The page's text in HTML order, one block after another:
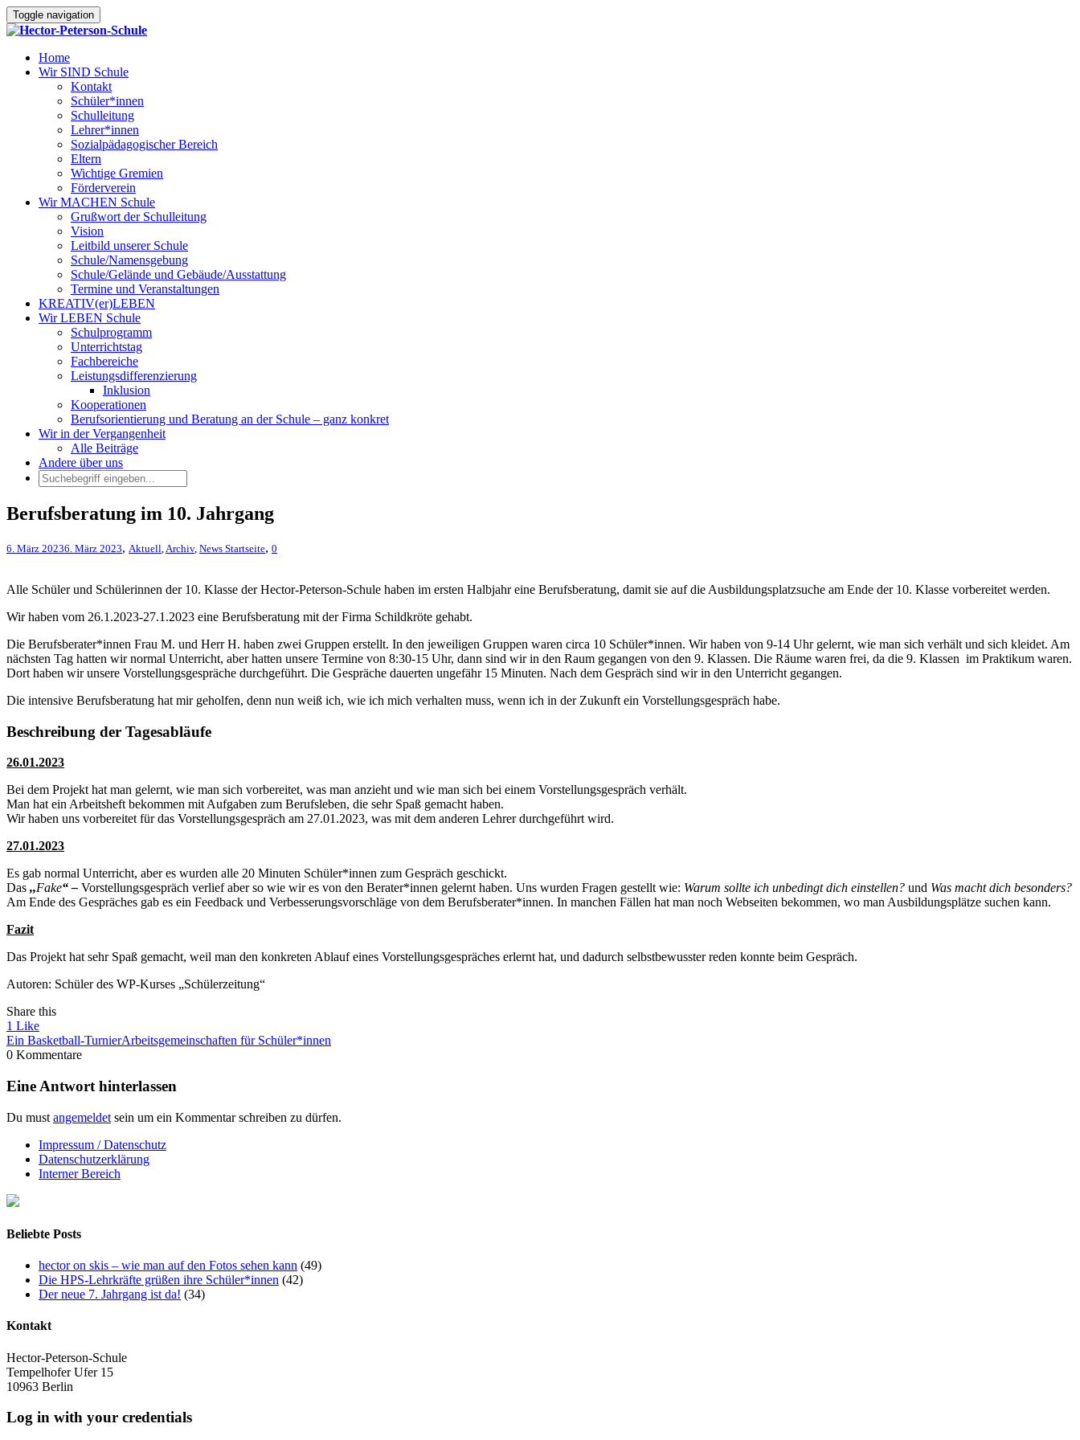
Toggle navigation
Home
Wir SIND Schule
Kontakt
Schüler*innen
Schulleitung
Lehrer*innen
Sozialpädagogischer Bereich
Eltern
Wichtige Gremien
Förderverein
Wir MACHEN Schule
Grußwort der Schulleitung
Vision
Leitbild unserer Schule
Schule/Namensgebung
Schule/Gelände und Gebäude/Ausstattung
Termine und Veranstaltungen
KREATIV(er)LEBEN
Wir LEBEN Schule
Schulprogramm
Unterrichtstag
Fachbereiche
Leistungsdifferenzierung
Inklusion
Kooperationen
Berufsorientierung und Beratung an der Schule – ganz konkret
Wir in der Vergangenheit
Alle Beiträge
Andere über uns
Berufsberatung im 10. Jahrgang
6. März 20236. März 2023, Aktuell Archiv, News Startseite, 0
Alle Schüler und Schülerinnen der 10. Klasse der Hector-Peterson-Schule haben im ersten Halbjahr eine Berufsberatung, damit sie auf die Ausbildungsplatzsuche am Ende der 10. Klasse vorbereitet werden.
Wir haben vom 26.1.2023-27.1.2023 eine Berufsberatung mit der Firma Schildkröte gehabt.
Die Berufsberater*innen Frau M. und Herr H. haben zwei Gruppen erstellt. In den jeweiligen Gruppen waren circa 10 Schüler*innen. Wir haben von 9-14 Uhr gelernt, wie man sich verhält und sich kleidet. Am
nächsten Tag hatten wir normal Unterricht, aber hatten unsere Termine von 8:30-15 Uhr, dann sind wir in den Raum gegangen von den 9. Klassen. Die Räume waren frei, da die 9. Klassen im Praktikum waren.
Dort haben wir unsere Vorstellungsgespräche durchgeführt. Die Gespräche dauerten ungefähr 15 Minuten. Nach dem Gespräch sind wir in den Unterricht gegangen.
Die intensive Berufsberatung hat mir geholfen, denn nun weiß ich, wie ich mich verhalten muss, wenn ich in der Zukunft ein Vorstellungsgespräch habe.
Beschreibung der Tagesabläufe
26.01.2023
Bei dem Projekt hat man gelernt, wie man sich vorbereitet, was man anzieht und wie man sich bei einem Vorstellungsgespräch verhält.
Man hat ein Arbeitsheft bekommen mit Aufgaben zum Berufsleben, die sehr Spaß gemacht haben.
Wir haben uns vorbereitet für das Vorstellungsgespräch am 27.01.2023, was mit dem anderen Lehrer durchgeführt wird.
27.01.2023
Es gab normal Unterricht, aber es wurden alle 20 Minuten Schüler*innen zum Gespräch geschickt.
Das ,,Fake“ – Vorstellungsgespräch verlief aber so wie wir es von den Berater*innen gelernt haben. Uns wurden Fragen gestellt wie: Warum sollte ich unbedingt dich einstellen? und Was macht dich besonders?
Am Ende des Gespräches gab es ein Feedback und Verbesserungsvorschläge von dem Berufsberater*innen. In manchen Fällen hat man noch Webseiten bekommen, wo man Ausbildungsplätze suchen kann.
Fazit
Das Projekt hat sehr Spaß gemacht, weil man den konkreten Ablauf eines Vorstellungsgespräches erlernt hat, und dadurch selbstbewusster reden konnte beim Gespräch.
Autoren: Schüler des WP-Kurses „Schülerzeitung“
Share this
1 Like
Ein Basketball-TurnierArbeitsgemeinschaften für Schüler*innen
0 Kommentare
Eine Antwort hinterlassen
Du must angemeldet sein um ein Kommentar schreiben zu dürfen.
Impressum / Datenschutz
Datenschutzerklärung
Interner Bereich
Beliebte Posts
hector on skis – wie man auf den Fotos sehen kann (49)
Die HPS-Lehrkräfte grüßen ihre Schüler*innen (42)
Der neue 7. Jahrgang ist da! (34)
Kontakt
Hector-Peterson-Schule
Tempelhofer Ufer 15
10963 Berlin
Log in with your credentials